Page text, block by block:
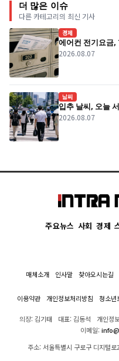
더 많은 이슈
다른 카테고리의 최신 기사
경제
에어컨 전기요금,
2026.08.07
날씨
입추 날씨, 오늘
2026.08.07
주요뉴스 사회 경제
매체소개 인사말 찾아오시는길
이용약관 개인정보처리방침 청소년
의장: 김기태 대표: 김동석 개인정
이메일:
주소: 서울특별시 구로구 디지털